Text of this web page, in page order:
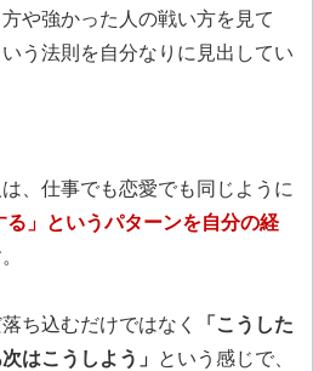
や強かった人の戦い方を見て
う法則を自分なりに見出してい
、仕事でも恋愛でも同じように
る」というパターンを自分の経
ち込むだけではなく
「こうした
はこうしよう」
という感じで、